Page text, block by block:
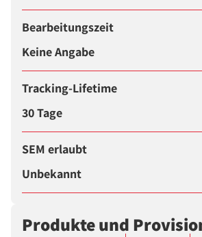
Bearbeitungszeit
Keine Angabe
Tracking-Lifetime
30 Tage
SEM erlaubt
Unbekannt
Produkte und